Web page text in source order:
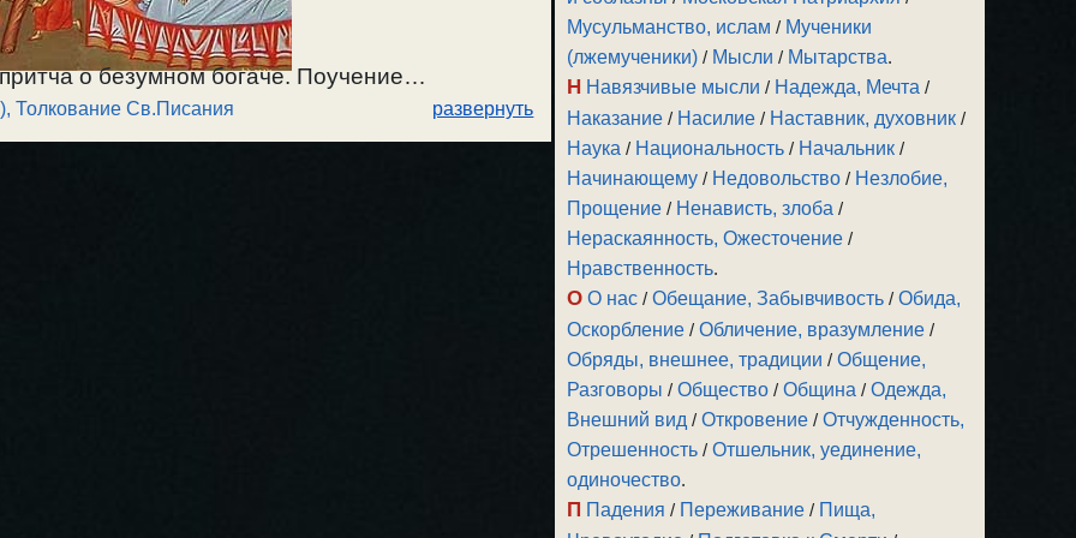
о безумном богаче. Поучение
Об одержимости страстью лихоимства,
ее. Как через богатство можно спастись
, Толкование Св.Писания развернуть
Мусульманство, ислам / Мученики
(лжемученики) / Мысли / Мытарства.
Н Навязчивые мысли / Надежда, Мечта /
Наказание / Насилие / Наставник, духовник /
Наука / Национальность / Начальник /
Начинающему / Недовольство / Незлобие,
Прощение / Ненависть, злоба /
Нераскаянность, Ожесточение /
Нравственность.
О О нас /Обещание, Забывчивость /Обида,
Оскорбление /Обличение, вразумление /
Обряды, внешнее, традиции /Общение,
Разговоры /Общество /Община /Одежда,
Внешний вид /Откровение /Отчужденность,
Отрешенность /Отшельник, уединение,
одиночество.
П Падения / Переживание / Пища,